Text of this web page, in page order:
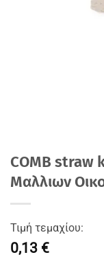
COMB straw
Μαλλιων
Τιμή τεμαχίου:
0,13 €